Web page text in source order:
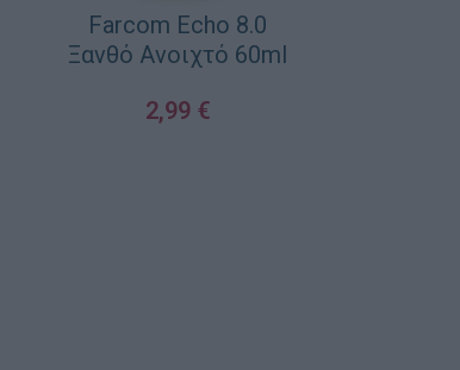
Farcom Echo 8.0
Ξανθό Ανοιχτό 60ml
2,99 €